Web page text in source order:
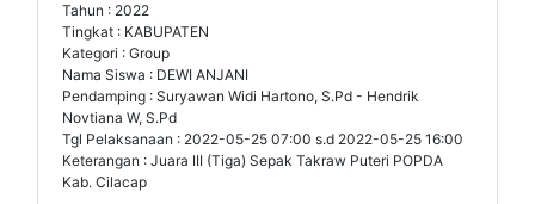
Tahun : 2022
Tingkat : KABUPATEN
Kategori : Group
Nama Siswa : DEWI ANJANI
Pendamping : Suryawan Widi Hartono, S.Pd - Hendrik
Novtiana W, S.Pd
Tgl Pelaksanaan : 2022-05-25 07:00 s.d 2022-05-25 16:00
Keterangan : Juara III (Tiga) Sepak Takraw Puteri POPDA
Kab. Cilacap